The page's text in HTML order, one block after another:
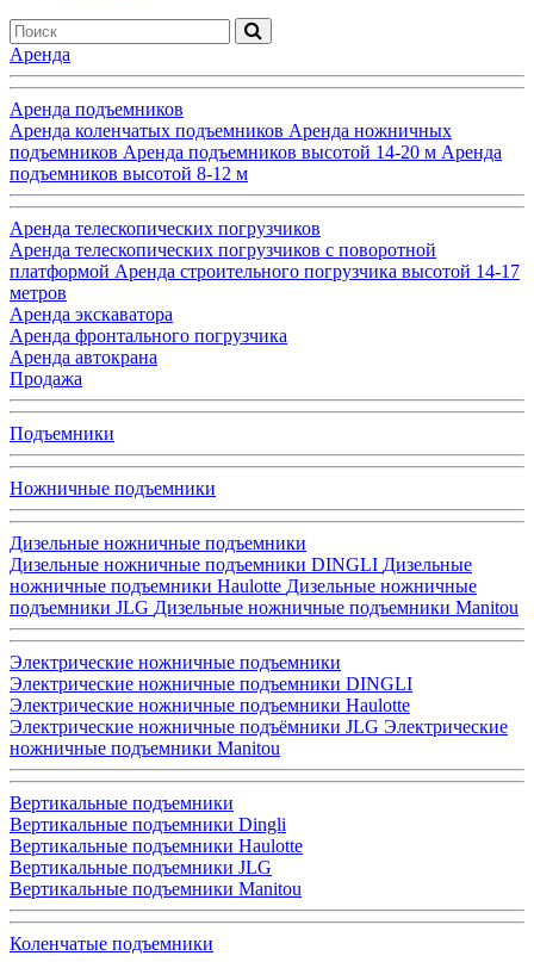
Аренда
Аренда подъемников
Аренда коленчатых подъемников Аренда ножничных
подъемников Аренда подъемников высотой 14-20 м Аренда
подъемников высотой 8-12 м
Аренда телескопических погрузчиков
Аренда телескопических погрузчиков с поворотной
платформой Аренда строительного погрузчика высотой 14-17
метров
Аренда экскаватора
Аренда фронтального погрузчика
Аренда автокрана
Продажа
Подъемники
Ножничные подъемники
Дизельные ножничные подъемники
Дизельные ножничные подъемники DINGLI Дизельные
ножничные подъемники Haulotte Дизельные ножничные
подъемники JLG Дизельные ножничные подъемники Manitou
Электрические ножничные подъемники
Электрические ножничные подъемники DINGLI
Электрические ножничные подъемники Haulotte
Электрические ножничные подъёмники JLG Электрические
ножничные подъемники Manitou
Вертикальные подъемники
Вертикальные подъемники Dingli
Вертикальные подъемники Haulotte
Вертикальные подъемники JLG
Вертикальные подъемники Manitou
Коленчатые подъемники